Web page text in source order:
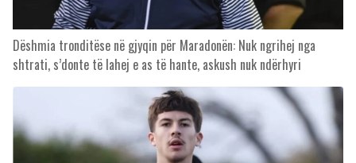
Dëshmia tronditëse në gjyqin për Maradonën: Nuk ngrihej nga
shtrati, s’donte të lahej e as të hante, askush nuk ndërhyri